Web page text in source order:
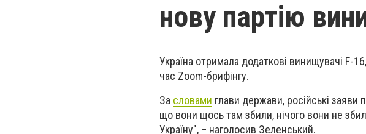
нову партію
Україна отримала додаткові винищувачі F-
час Zoom-брифінгу.
За словами глави держави, російські
що вони щось там збили, нічого вони не
Україну", – наголосив Зеленський.